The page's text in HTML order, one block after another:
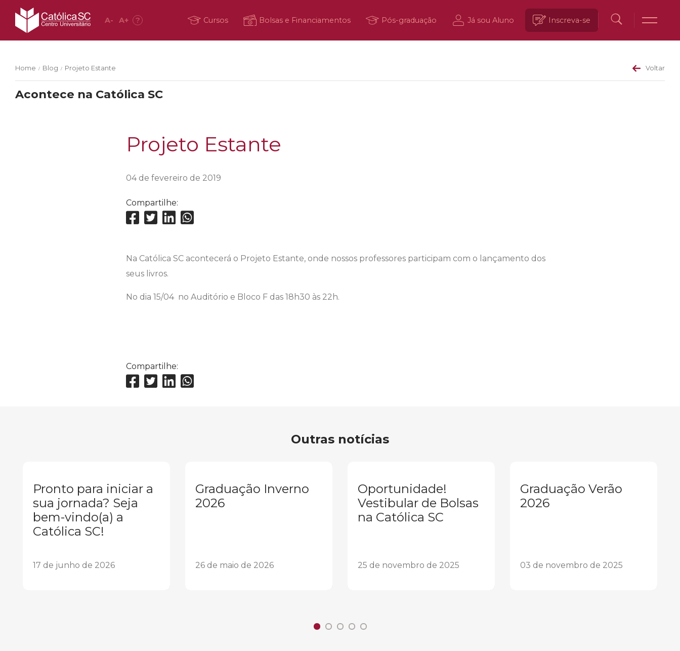
A- A+ ? Cursos Bolsas e Financiamentos Pós-graduação Já sou Aluno Inscreva-se
Home / Blog / Projeto Estante Voltar
Acontece na Católica SC
Projeto Estante
04 de fevereiro de 2019
Compartilhe:
Na Católica SC acontecerá o Projeto Estante, onde nossos professores participam com o lançamento dos
seus livros.
No dia 15/04 no Auditório e Bloco F das 18h30 às 22h.
Compartilhe:
Outras notícias
Pronto para iniciar a
sua jornada? Seja
bem-vindo(a) a
Católica SC!
17 de junho de 2026
Graduação Inverno
2026
26 de maio de 2026
Oportunidade!
Vestibular de Bolsas
na Católica SC
25 de novembro de 2025
Graduação Verão
2026
03 de novembro de 2025